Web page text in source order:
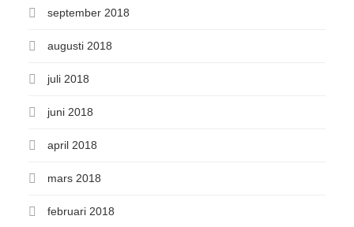
september 2018
augusti 2018
juli 2018
juni 2018
april 2018
mars 2018
februari 2018